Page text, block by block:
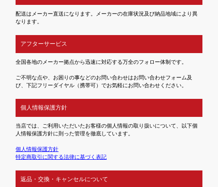
配送はメーカー直送になります。メーカーの在庫状況及び納品地域により異
なります。
アフターサービス
全国各地のメーカー拠点から迅速に対応する万全のフォロー体制です。
ご不明な点や、お困りの事などのお問い合わせはお問い合わせフォーム及
び、下記フリーダイヤル（携帯可）でお気軽にお問い合わせください。
個人情報保護方針
当店では、ご利用いただいたお客様の個人情報の取り扱いについて、以下個
人情報保護方針に則った管理を徹底しています。
個人情報保護方針
特定商取引に関する法律に基づく表記
返品・交換・キャンセルについて